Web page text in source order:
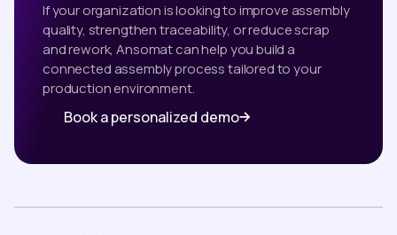
If your organization is looking to improve assembly
quality, strengthen traceability, or reduce scrap
and rework, Ansomat can help you build a
connected assembly process tailored to your
production environment.
Book a personalized demo